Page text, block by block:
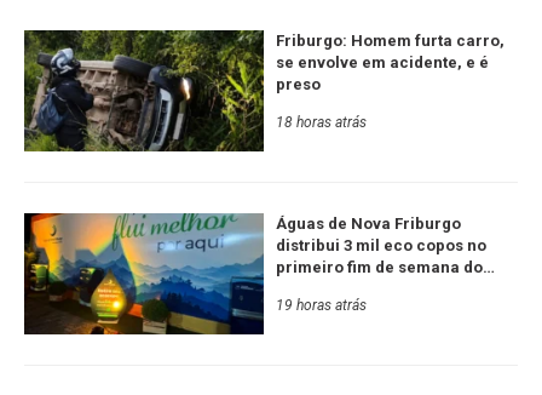
Friburgo: Homem furta carro,
se envolve em acidente, e é
preso
18 horas atrás
Águas de Nova Friburgo
distribui 3 mil eco copos no
primeiro fim de semana do
19 horas atrás